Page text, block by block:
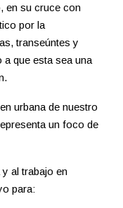
en su cruce con
por la
transeúntes y
que esta sea una
urbana de nuestro
un foco de
al trabajo en
para: